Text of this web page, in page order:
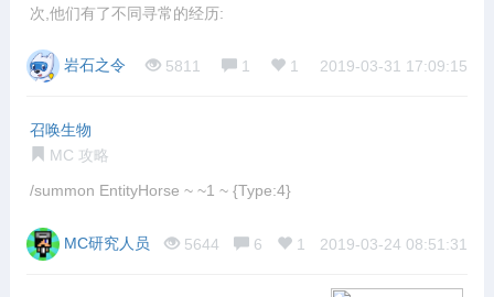
次,他们有了不同寻常的经历:
岩石之令 5811 1 1 2019-03-31 17:09:15
召唤生物
MC 攻略
/summon EntityHorse ~ ~1 ~ {Type:4}
MC研究人员 5644 6 1 2019-03-24 08:51:31